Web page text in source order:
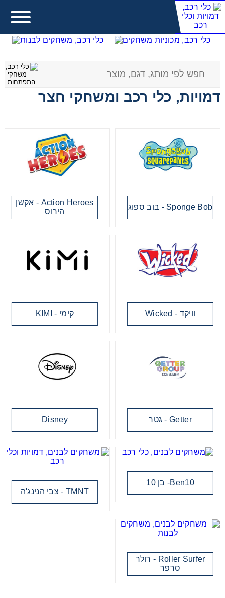
דמויות, כלי רכב ומשחקי חצר
Sponge Bob - בוב ספוג
Action Heroes - אקשן
הירוס
וויקד - Wicked קימי - KIMI
Getter - גטר Disney
Ben10- בן 10
TMNT - צבי הנינג'ה
Roller Surfer - רולר
סרפר
קורקינט מיני מאוס קשת
סקייטבורד ספיידרמן שחור לבן
Error: Contact form not found.
משחקים לבנות
משחקים לבנים
משחקים להתפתחות תינוקות
מכוניות משחק
משחקי קופסא